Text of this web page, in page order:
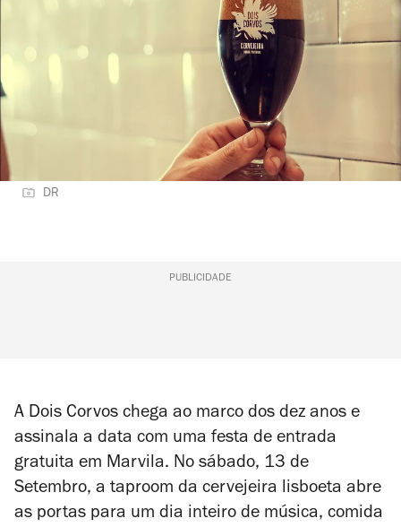
DR
PUBLICIDADE
A Dois Corvos chega ao marco dos dez anos e
assinala a data com uma festa de entrada
gratuita em Marvila. No sábado, 13 de
Setembro, a taproom da cervejeira lisboeta abre
as portas para um dia inteiro de música, comida